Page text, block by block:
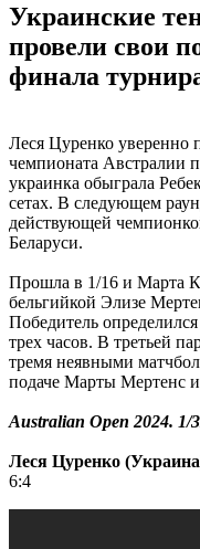
Украинские
провели свои
финала
Леся Цуренко уверенно
чемпионата Австралии
украинка обыграла
сетах. В следующем
действующей
Беларуси.
Прошла в 1/16 и Марта
бельгийкой Элизе
Победитель
трех часов. В третьей
тремя неявными
подаче Марты Мертенс
Australian Open 2024. 1/
Леся Цуренко
6:4